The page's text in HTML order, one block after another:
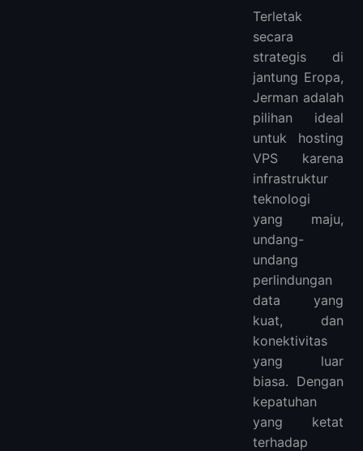
1. LightNode
3. Cloudzy
4. PQ Hosting
5. MonoVM
FAQ
Lebih Banyak VPS
VPS Asia:
VPS Eropa:
VPS Amerika Utara:
VPS Afrika:
Terletak
secara
strategis di
jantung Eropa,
Jerman adalah
pilihan ideal
untuk hosting
VPS karena
infrastruktur
teknologi
yang maju,
undang-
undang
perlindungan
data yang
kuat, dan
konektivitas
yang luar
biasa. Dengan
kepatuhan
yang ketat
terhadap